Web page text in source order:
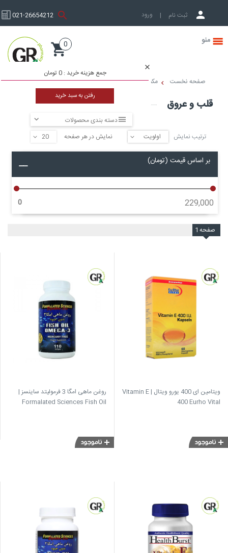
ثبت نام | ورود به حساب کاربری 021-26654212
0
جمع هزینه خرید : 0 تومان
رفتن به سبد خرید
صفحه نخست مکمل دارویی و تغذیه ای مکمل دارویی قلب و عروق
قلب و عروق
دسته بندی محصولات
نمایش در هر صفحه
▼ ترتیب نمایش ▼
بر اساس قیمت (تومان)
229,000
0
صفحه1
ویتامین ای 400 یورو ویتال | Vitamin E
400 Eurho Vital
روغن ماهی امگا 3 فرمولیتد ساینسز |
Formalated Sciences Fish Oil